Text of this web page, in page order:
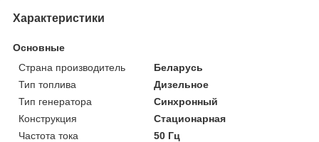
Характеристики
Основные
Страна производитель
Беларусь
Тип топлива
Дизельное
Тип генератора
Синхронный
Конструкция
Стационарная
Частота тока
50 Гц